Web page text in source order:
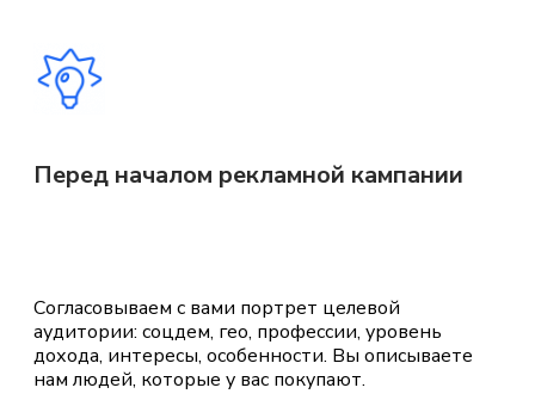
Перед началом рекламной кампании
Согласовываем с вами портрет целевой
аудитории: соцдем, гео, профессии, уровень
дохода, интересы, особенности. Вы описываете
нам людей, которые у вас покупают.